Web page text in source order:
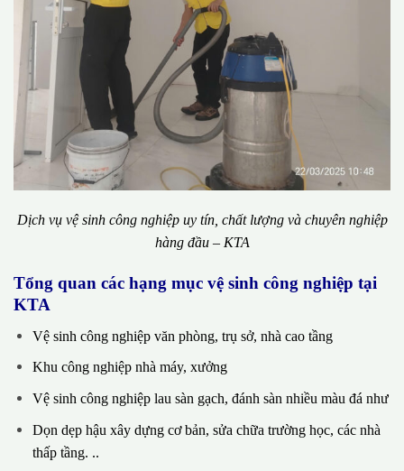
Dịch vụ vệ sinh công nghiệp uy tín, chất lượng và chuyên nghiệp
hàng đầu – KTA
Tổng quan các hạng mục vệ sinh công nghiệp tại
KTA
Vệ sinh công nghiệp văn phòng, trụ sở, nhà cao tầng
Khu công nghiệp nhà máy, xưởng
Vệ sinh công nghiệp lau sàn gạch, đánh sàn nhiều màu đá như
Dọn dẹp hậu xây dựng cơ bản, sửa chữa trường học, các nhà
thấp tầng. ..